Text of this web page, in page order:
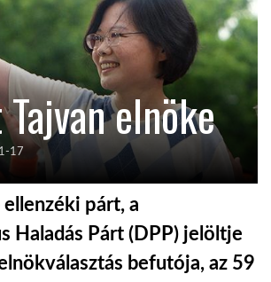
elnöke
17
párt, a
Haladás Párt (DPP) jelöltje
befutója, az 59